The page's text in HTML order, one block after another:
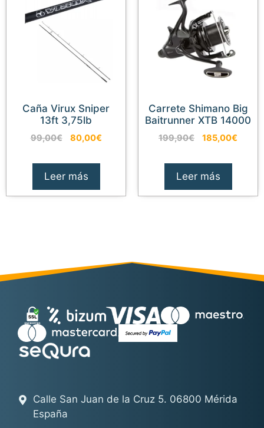
Caña Virux Sniper
13ft 3,75lb
99,00€
El
original
era:
80,00€El
Leer más
Carrete Shimano Big
Baitrunner XTB 14000
199,90€
El
original
era:
185,00€
Leer más
Calle San Juan de la Cruz 5. 06800 Mérida
España